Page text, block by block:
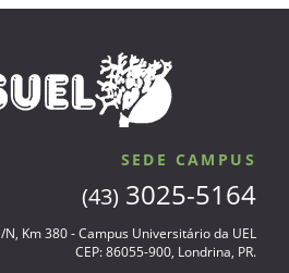
SEDE CAMPUS
(43) 3025-5164
N, Km 380 - Campus Universitário da UEL
CEP: 86055-900, Londrina, PR.